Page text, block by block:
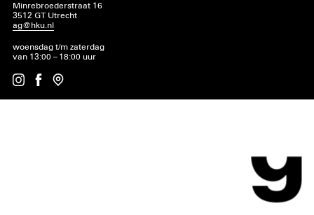
Minrebroederstraat 16
3512 GT Utrecht
ag@hku.nl
woensdag t/m zaterdag
van 13:00 – 18:00 uur